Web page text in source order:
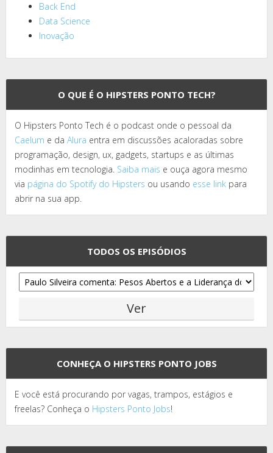
Back End
Data Science
Inovação
O QUE É O HIPSTERS PONTO TECH?
O Hipsters Ponto Tech é o podcast onde o pessoal da
Caelum e da Alura entra em discussões acaloradas sobre
programação, design, ux, gadgets, startups e as últimas
modinhas em tecnologia. Saiba mais e ouça agora mesmo
via página do Spotify do Hipsters ou usando esse link para
abrir na sua app.
TODOS OS EPISÓDIOS
CONHEÇA O HIPSTERS PONTO JOBS
E você está procurando por vagas, trampos, estágios e
freelas? Conheça o Hipsters Ponto Jobs!